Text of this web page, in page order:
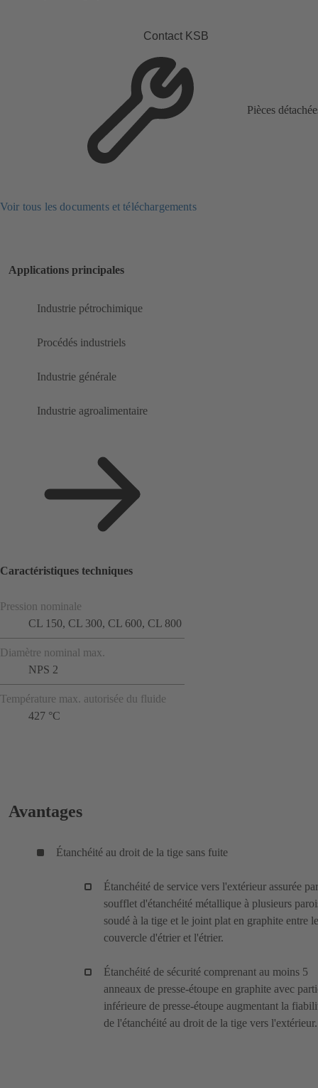
Contact KSB
Pièces
Voir tous les documents et téléchargements
Applications principales
Industrie pétrochimique
Procédés industriels
Industrie générale
Industrie agroalimentaire
Caractéristiques techniques
Pression nominale
CL 150, CL 300, CL 600, CL 800
Diamètre nominal max.
NPS 2
Température max. autorisée du fluide
427 °C
Avantages
Étanchéité au droit de la tige sans fuite
Étanchéité de service vers l'extérieur assurée
soufflet d'étanchéité métallique à plusieurs
soudé à la tige et le joint plat en graphite entre le
couvercle d'étrier et l'étrier.
Étanchéité de sécurité comprenant au moins 5
anneaux de presse-étoupe en graphite avec
inférieure de presse-étoupe augmentant la
de l'étanchéité au droit de la tige vers l'extérieur.